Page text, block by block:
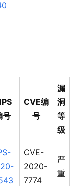
号
CVE编
号
漏
洞
等
级
CVE-
2020-
7774
严
重